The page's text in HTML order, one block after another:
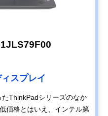
スプレイ
たThinkPadシリーズのなか
価格とはいえ、インテル第